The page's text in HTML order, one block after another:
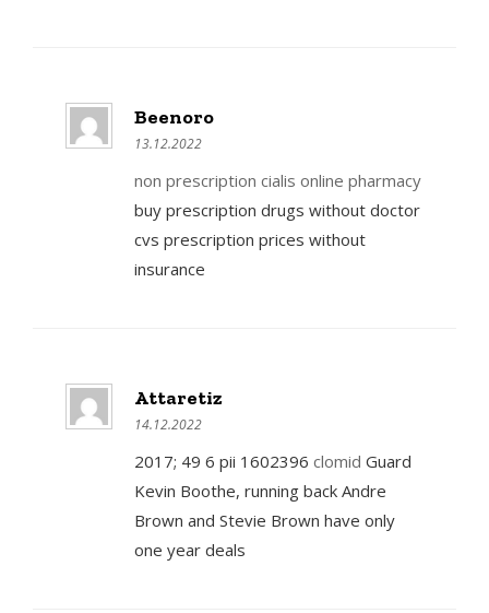
Beenoro
13.12.2022
non prescription cialis online pharmacy
buy prescription drugs without doctor
cvs prescription prices without
insurance
Attaretiz
14.12.2022
2017; 49 6 pii 1602396 clomid Guard
Kevin Boothe, running back Andre
Brown and Stevie Brown have only
one year deals